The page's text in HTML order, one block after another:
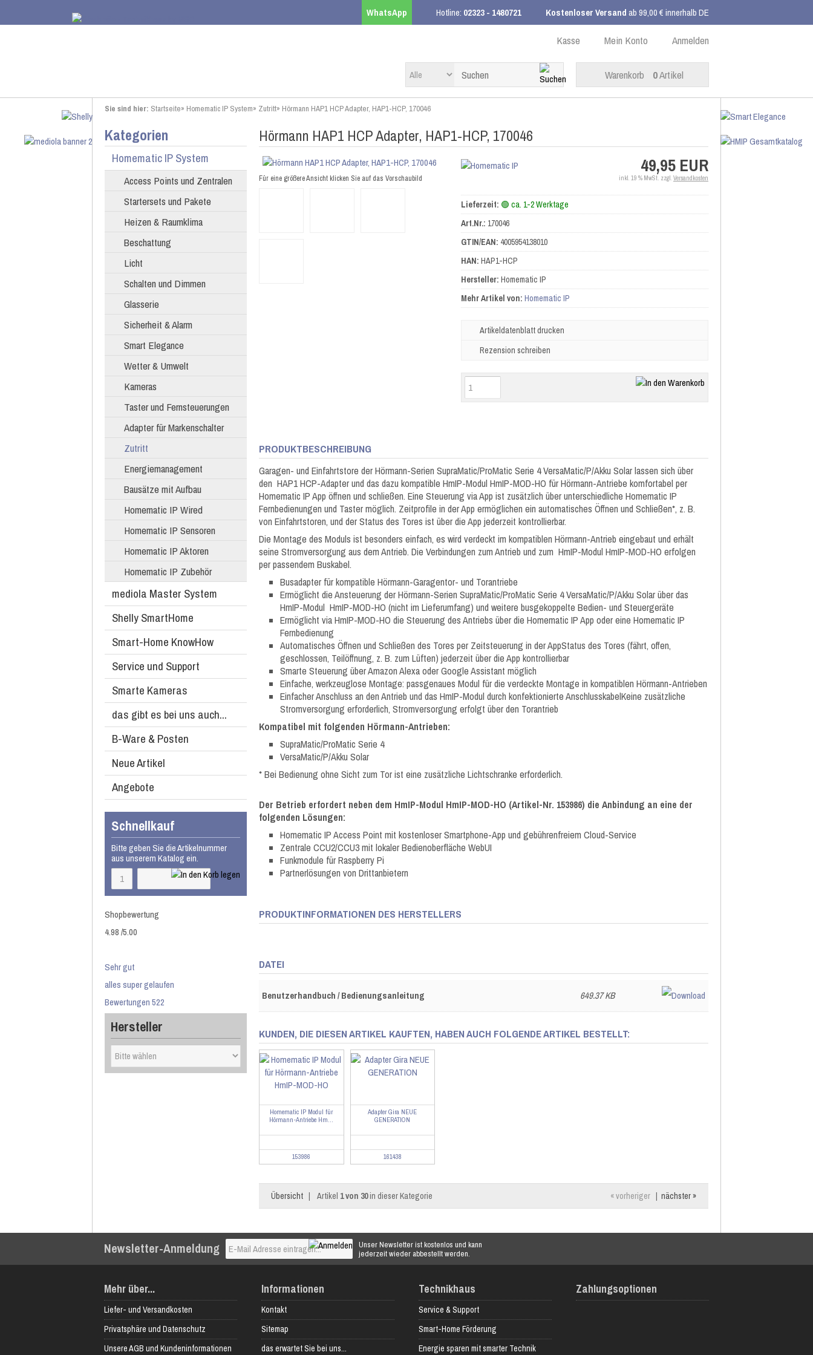
WhatsApp Hotline: 02323 - 1480721 Kostenloser Versandab 99,00 € innerhalb DE
Anmelden
Mein Konto
Kasse
Warenkorb 0Artikel
Sie sind hier: Startseite» Homematic IP System» Zutritt» Hörmann HAP1 HCP Adapter, HAP1-HCP, 170046
Kategorien
Homematic IP System
Access Points und Zentralen
Startersets und Pakete
Heizen & Raumklima
Beschattung
Licht
Schalten und Dimmen
Glasserie
Sicherheit & Alarm
Smart Elegance
Wetter & Umwelt
Kameras
Taster und Fernsteuerungen
Adapter für Markenschalter
Zutritt
Energiemanagement
Bausätze mit Aufbau
Homematic IP Wired
Homematic IP Sensoren
Homematic IP Aktoren
Homematic IP Zubehör
mediola Master System
Shelly SmartHome
Smart-Home KnowHow
Service und Support
Smarte Kameras
das gibt es bei uns auch...
B-Ware & Posten
Neue Artikel
Angebote
Schnellkauf
Bitte geben Sie die Artikelnummer
aus unserem Katalog ein.
Shopbewertung
4.98/5.00
Sehr gut
alles super gelaufen
Bewertungen 522
Hersteller
Hörmann HAP1 HCP Adapter, HAP1-HCP, 170046
Für eine größere Ansicht klicken Sie auf das Vorschaubild
49,95 EUR
inkl. 19 % MwSt. zzgl. Versandkosten
Lieferzeit: 🟢 ca. 1-2 Werktage
Art.Nr.: 170046
GTIN/EAN: 4005954138010
HAN: HAP1-HCP
Hersteller: Homematic IP
Mehr Artikel von: Homematic IP
Artikeldatenblatt drucken
Rezension schreiben
PRODUKTBESCHREIBUNG
Garagen- und Einfahrtstore der Hörmann-Serien SupraMatic/ProMatic Serie 4 VersaMatic/P/Akku Solar lassen sich über
den HAP1 HCP-Adapter und das dazu kompatible HmIP-Modul HmIP-MOD-HO für Hörmann-Antriebe komfortabel per
Homematic IP App öffnen und schließen. Eine Steuerung via App ist zusätzlich über unterschiedliche Homematic IP
Fernbedienungen und Taster möglich. Zeitprofile in der App ermöglichen ein automatisches Öffnen und Schließen*, z. B.
von Einfahrtstoren, und der Status des Tores ist über die App jederzeit kontrollierbar.
Die Montage des Moduls ist besonders einfach, es wird verdeckt im kompatiblen Hörmann-Antrieb eingebaut und erhält
seine Stromversorgung aus dem Antrieb. Die Verbindungen zum Antrieb und zum HmIP-Modul HmIP-MOD-HO erfolgen
per passendem Buskabel.
Busadapter für kompatible Hörmann-Garagentor- und Torantriebe
Ermöglicht die Ansteuerung der Hörmann-Serien SupraMatic/ProMatic Serie 4 VersaMatic/P/Akku Solar über das
HmIP-Modul HmIP-MOD-HO (nicht im Lieferumfang) und weitere busgekoppelte Bedien- und Steuergeräte
Ermöglicht via HmIP-MOD-HO die Steuerung des Antriebs über die Homematic IP App oder eine Homematic IP
Fernbedienung
Automatisches Öffnen und Schließen des Tores per Zeitsteuerung in der AppStatus des Tores (fährt, offen,
geschlossen, Teilöffnung, z. B. zum Lüften) jederzeit über die App kontrollierbar
Smarte Steuerung über Amazon Alexa oder Google Assistant möglich
Einfache, werkzeuglose Montage: passgenaues Modul für die verdeckte Montage in kompatiblen Hörmann-Antrieben
Einfacher Anschluss an den Antrieb und das HmIP-Modul durch konfektionierte AnschlusskabelKeine zusätzliche
Stromversorgung erforderlich, Stromversorgung erfolgt über den Torantrieb
Kompatibel mit folgenden Hörmann-Antrieben:
SupraMatic/ProMatic Serie 4
VersaMatic/P/Akku Solar
* Bei Bedienung ohne Sicht zum Tor ist eine zusätzliche Lichtschranke erforderlich.
Der Betrieb erfordert neben dem HmIP-Modul HmIP-MOD-HO (Artikel-Nr. 153986) die Anbindung an eine der
folgenden Lösungen:
Homematic IP Access Point mit kostenloser Smartphone-App und gebührenfreiem Cloud-Service
Zentrale CCU2/CCU3 mit lokaler Bedienoberfläche WebUI
Funkmodule für Raspberry Pi
Partnerlösungen von Drittanbietern
PRODUKTINFORMATIONEN DES HERSTELLERS
DATEI
Benutzerhandbuch / Bedienungsanleitung 649.37 KB
KUNDEN, DIE DIESEN ARTIKEL KAUFTEN, HABEN AUCH FOLGENDE ARTIKEL BESTELLT:
Homematic IP Modul für
Hörmann-Antriebe Hm...
153986
Adapter Gira NEUE
GENERATION
161438
Übersicht | Artikel 1 von 30in dieser Kategorie « vorheriger | nächster »
Newsletter-Anmeldung
Unser Newsletter ist kostenlos und kann
jederzeit wieder abbestellt werden.
Mehr über...
Liefer- und Versandkosten
Privatsphäre und Datenschutz
Unsere AGB und Kundeninformationen
Informationen
Kontakt
Sitemap
das erwartet Sie bei uns...
Technikhaus
Service & Support
Smart-Home Förderung
Energie sparen mit smarter Technik
Zahlungsoptionen